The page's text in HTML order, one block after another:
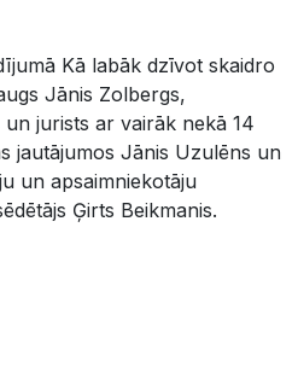
Kā labāk dzīvot skaidro
Jānis Zolbergs,
jurists ar vairāk nekā 14
jautājumos Jānis Uzulēns un
un apsaimniekotāju
Ģirts Beikmanis.